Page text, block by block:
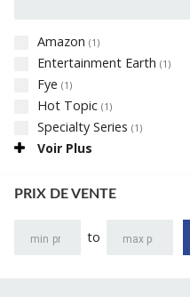
Amazon (1 )
Entertainment Earth (1 )
Fye (1 )
Hot Topic (1 )
Specialty Series (1 )
Voir Plus
PRIX DE VENTE
to